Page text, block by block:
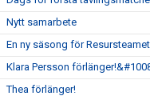
Nytt samarbete
En ny säsong för Resursteamet
Klara Persson
Thea förlänger!